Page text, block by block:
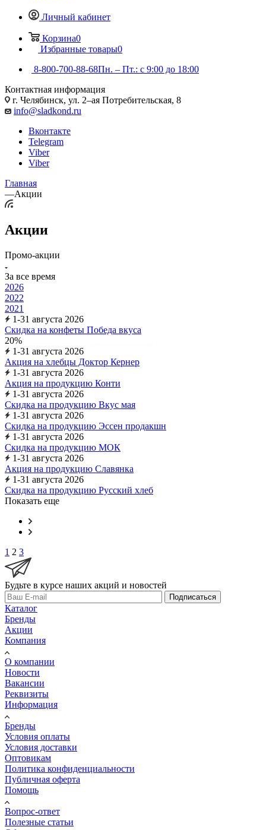
Личный кабинет
Корзина0
Избранные товары0
8-800-700-88-68Пн. – Пт.: с 9:00 до 18:00
Контактная информация
г. Челябинск, ул. 2–ая Потребительская, 8
info@sladkond.ru
Вконтакте
Telegram
Viber
Viber
Главная
—Акции
Акции
Промо-акции
За все время
2026
2022
2021
1-31 августа 2026
Скидка на конфеты Победа вкуса
20%
1-31 августа 2026
Акция на хлебцы Доктор Кернер
1-31 августа 2026
Акция на продукцию Конти
1-31 августа 2026
Скидка на продукцию Вкус мая
1-31 августа 2026
Скидка на продукцию Эссен продакшн
1-31 августа 2026
Скидка на продукцию МОК
1-31 августа 2026
Акция на продукцию Славянка
1-31 августа 2026
Скидка на продукцию Русский хлеб
Показать еще
1 2 3
Будьте в курсе наших акций и новостей
Подписаться
Каталог
Бренды
Акции
Компания
О компании
Новости
Вакансии
Реквизиты
Информация
Бренды
Условия оплаты
Условия доставки
Оптовикам
Политика конфиденциальности
Публичная оферта
Помощь
Вопрос-ответ
Полезные статьи